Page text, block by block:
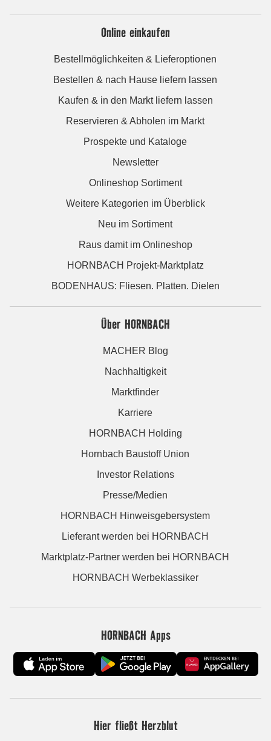
Online einkaufen
Bestellmöglichkeiten & Lieferoptionen
Bestellen & nach Hause liefern lassen
Kaufen & in den Markt liefern lassen
Reservieren & Abholen im Markt
Prospekte und Kataloge
Newsletter
Onlineshop Sortiment
Weitere Kategorien im Überblick
Neu im Sortiment
Raus damit im Onlineshop
HORNBACH Projekt-Marktplatz
BODENHAUS: Fliesen. Platten. Dielen
Über HORNBACH
MACHER Blog
Nachhaltigkeit
Marktfinder
Karriere
HORNBACH Holding
Hornbach Baustoff Union
Investor Relations
Presse/Medien
HORNBACH Hinweisgebersystem
Lieferant werden bei HORNBACH
Marktplatz-Partner werden bei HORNBACH
HORNBACH Werbeklassiker
HORNBACH Apps
Hier fließt Herzblut